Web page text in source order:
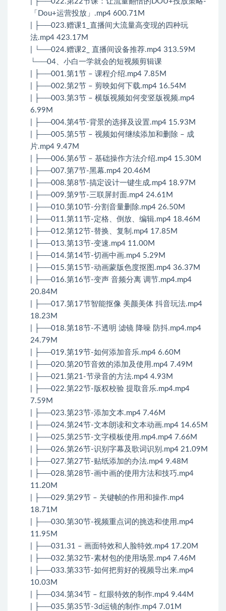
「Dou+运营投放」.mp4 600.71M
| ├──023.赠课1_直播间大流量高变现的四种玩
法.mp4 423.17M
| └──024.赠课2_ 直播间设备推荐.mp4 313.59M
└──04、小白一学就会的短视频剪辑课
| ├──001.第1节 – 课程介绍.mp4 7.85M
| ├──002.第2节 – 剪映如何下载.mp4 16.54M
| ├──003.第3节 – 横版视频如何变竖版视频.mp4
6.99M
| ├──004.第4节-背景的选择及设置.mp4 15.93M
| ├──005.第5节 – 视频如何继续添加和删除 – 成
片.mp4 9.47M
| ├──006.第6节 – 基础操作方法介绍.mp4 15.30M
| ├──007.第7节-黑幕.mp4 20.46M
| ├──008.第8节-搞定设计一键生成.mp4 18.97M
| ├──009.第9节-三联屏封面.mp4 24.61M
| ├──010.第10节-分割音量删除.mp4 26.50M
| ├──011.第11节-定格、倒放、编辑.mp4 18.46M
| ├──012.第12节-替换、复制.mp4 17.85M
| ├──013.第13节-变速.mp4 11.00M
| ├──014.第14节-切画中画.mp4 5.29M
| ├──015.第15节-动画蒙版色度抠图.mp4 36.37M
| ├──016.第16节-变声 音频分离 调节.mp4.mp4
20.84M
| ├──017.第17节智能抠像 美颜美体 抖音玩法.mp4
18.23M
| ├──018.第18节-不透明 滤镜 降噪 防抖.mp4.mp4
24.79M
| ├──019.第19节-如何添加音乐.mp4 6.60M
| ├──020.第20节音效的添加及使用.mp4 7.49M
| ├──021.第21-节录音的方法.mp4 4.93M
| ├──022.第22节-版权校验 提取音乐.mp4.mp4
7.59M
| ├──023.第23节-添加文本.mp4 7.46M
| ├──024.第24节-文本朗读和文本动画.mp4 14.65M
| ├──025.第25节-文字模板使用.mp4.mp4 7.66M
| ├──026.第26节-识别字幕及歌词识别.mp4 21.09M
| ├──027.第27节-贴纸添加的办法.mp4 9.48M
| ├──028.第28节-画中画的使用方法和技巧.mp4
11.20M
| ├──029.第29节 – 关键帧的作用和操作.mp4
18.71M
| ├──030.第30节-视频重点词的挑选和使用.mp4
11.95M
| ├──031.31 – 画面特效和人脸特效.mp4 17.20M
| ├──032.第32节-素材包的使用场景.mp4 7.46M
| ├──033.第33节-如何把剪好的视频导出来.mp4
10.03M
| ├──034.第34节 – 红眼特效的制作.mp4 9.44M
| ├──035.第35节-3d运镜的制作.mp4 7.01M